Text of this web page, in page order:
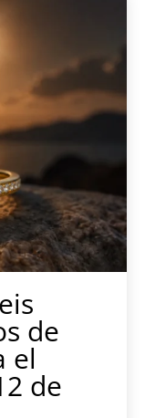
de
el
de